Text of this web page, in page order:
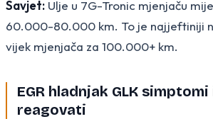
Savjet: Ulje u 7G-Tronic mjenjaču
60.000-80.000 km. To je najjeftiniji
vijek mjenjača za 100.000+ km.
EGR hladnjak GLK
reagovati